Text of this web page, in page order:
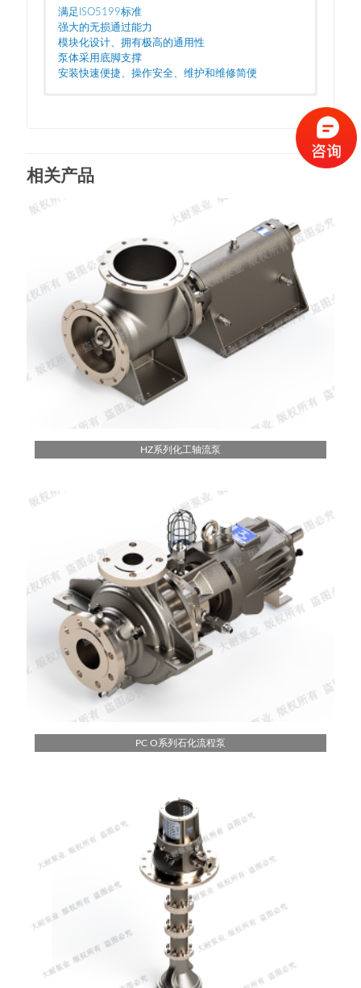
满足ISO5199标准
强大的无损通过能力
模块化设计、拥有极高的通用性
泵体采用底脚支撑
安装快速便捷、操作安全、维护和维修简便
口径 DN25至DN250
转速 至2950 rpm
相关产品
HZ系列化工轴流泵
PC O系列石化流程泵